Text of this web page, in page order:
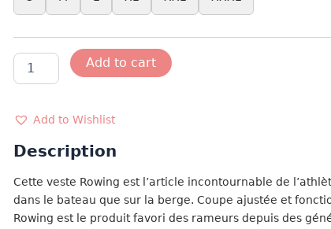
ROWING
JACKET
MARINE
quantity
Add to cart
Add to Wishlist
Description
Cette veste Rowing est l’article incontournable de
dans le bateau que sur la berge. Coupe ajustée et
Rowing est le produit favori des rameurs depuis des